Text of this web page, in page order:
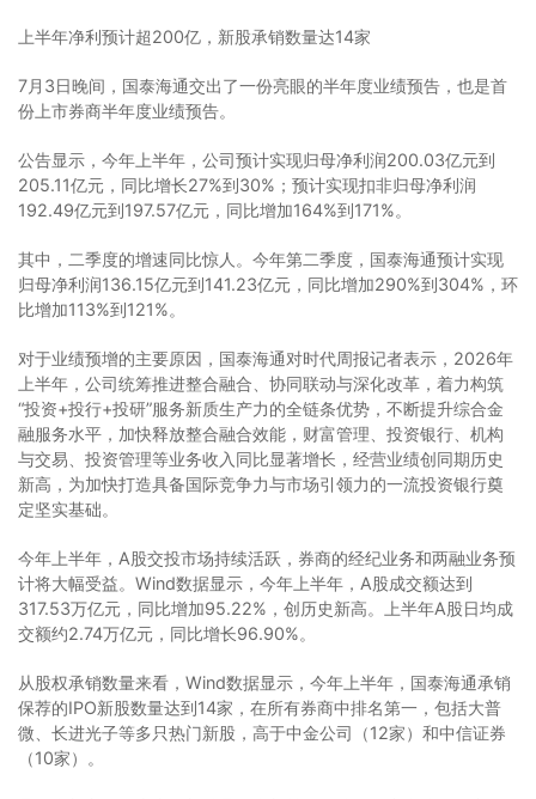
上半年净利预计超200亿，新股承销数量达14家
7月3日晚间，国泰海通交出了一份亮眼的半年度业绩预告，也是首
份上市券商半年度业绩预告。
公告显示，今年上半年，公司预计实现归母净利润200.03亿元到
205.11亿元，同比增长27%到30%；预计实现扣非归母净利润
192.49亿元到197.57亿元，同比增加164%到171%。
其中，二季度的增速同比惊人。今年第二季度，国泰海通预计实现
归母净利润136.15亿元到141.23亿元，同比增加290%到304%，环
比增加113%到121%。
对于业绩预增的主要原因，国泰海通对时代周报记者表示，2026年
上半年，公司统筹推进整合融合、协同联动与深化改革，着力构筑
“投资+投行+投研”服务新质生产力的全链条优势，不断提升综合金
融服务水平，加快释放整合融合效能，财富管理、投资银行、机构
与交易、投资管理等业务收入同比显著增长，经营业绩创同期历史
新高，为加快打造具备国际竞争力与市场引领力的一流投资银行奠
定坚实基础。
今年上半年，A股交投市场持续活跃，券商的经纪业务和两融业务预
计将大幅受益。Wind数据显示，今年上半年，A股成交额达到
317.53万亿元，同比增加95.22%，创历史新高。上半年A股日均成
交额约2.74万亿元，同比增长96.90%。
从股权承销数量来看，Wind数据显示，今年上半年，国泰海通承销
保荐的IPO新股数量达到14家，在所有券商中排名第一，包括大普
微、长进光子等多只热门新股，高于中金公司（12家）和中信证券
（10家）。